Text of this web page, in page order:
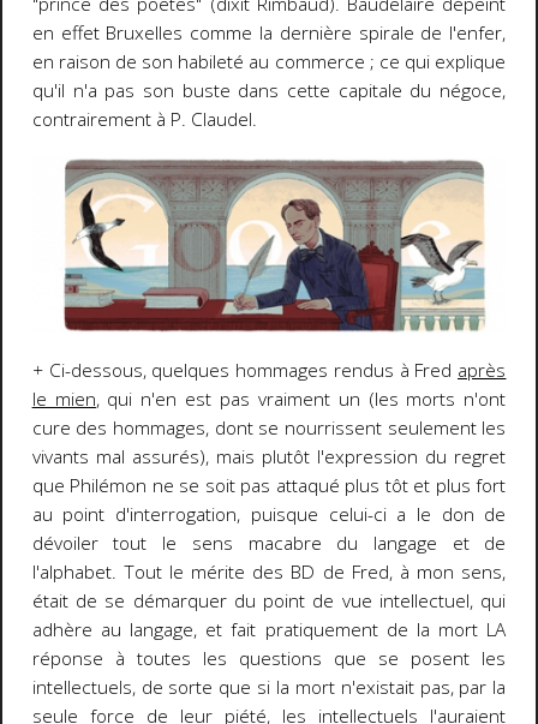
en effet Bruxelles comme la dernière spirale de l'enfer,
en raison de son habileté au commerce ; ce qui explique
qu'il n'a pas son buste dans cette capitale du négoce,
contrairement à P. Claudel.
+ Ci-dessous, quelques hommages rendus à Fred après
le mien, qui n'en est pas vraiment un (les morts n'ont
cure des hommages, dont se nourrissent seulement les
vivants mal assurés), mais plutôt l'expression du regret
que Philémon ne se soit pas attaqué plus tôt et plus fort
au point d'interrogation, puisque celui-ci a le don de
dévoiler tout le sens macabre du langage et de
l'alphabet. Tout le mérite des BD de Fred, à mon sens,
était de se démarquer du point de vue intellectuel, qui
adhère au langage, et fait pratiquement de la mort LA
réponse à toutes les questions que se posent les
intellectuels, de sorte que si la mort n'existait pas, par la
seule force de leur piété, les intellectuels l'auraient